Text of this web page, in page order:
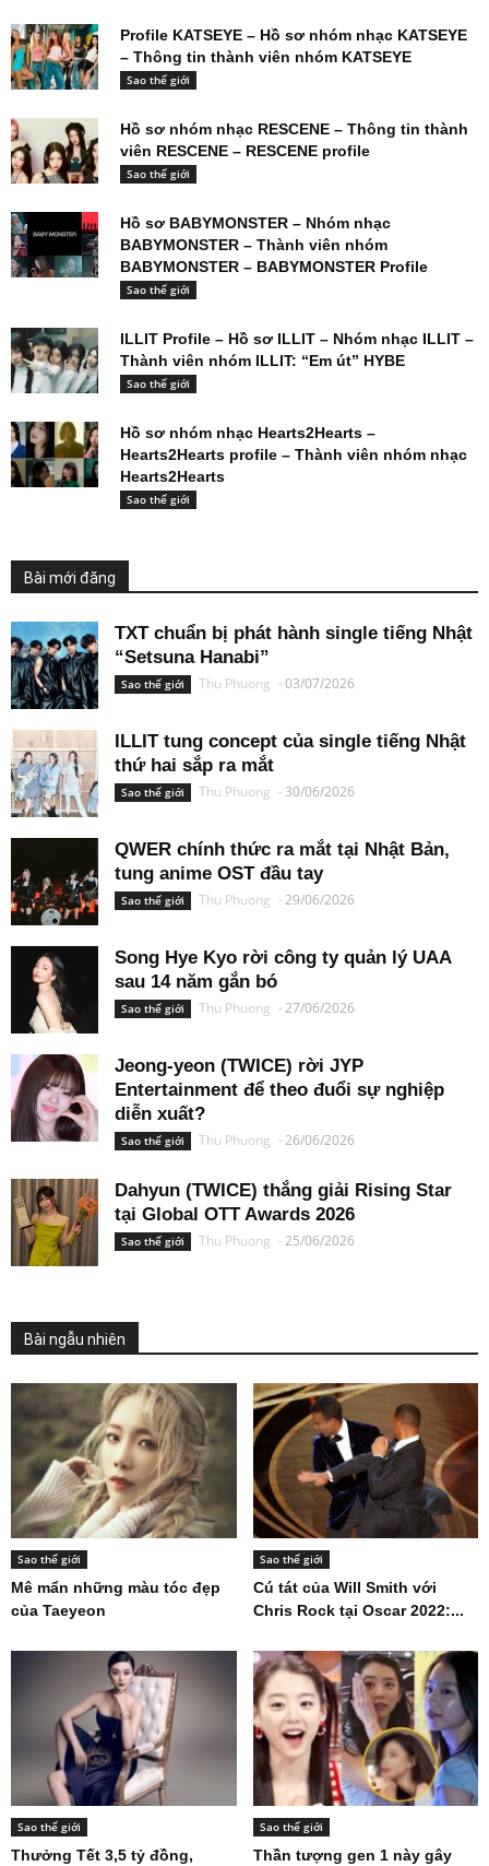
Profile KATSEYE – Hồ sơ nhóm nhạc KATSEYE
– Thông tin thành viên nhóm KATSEYE
Sao thế giới
Hồ sơ nhóm nhạc RESCENE – Thông tin thành
viên RESCENE – RESCENE profile
Sao thế giới
Hồ sơ BABYMONSTER – Nhóm nhạc
BABYMONSTER – Thành viên nhóm
BABYMONSTER – BABYMONSTER Profile
Sao thế giới
ILLIT Profile – Hồ sơ ILLIT – Nhóm nhạc ILLIT –
Thành viên nhóm ILLIT: “Em út” HYBE
Sao thế giới
Hồ sơ nhóm nhạc Hearts2Hearts –
Hearts2Hearts profile – Thành viên nhóm nhạc
Hearts2Hearts
Sao thế giới
Bài mới đăng
TXT chuẩn bị phát hành single tiếng Nhật
“Setsuna Hanabi”
Sao thế giới Thu Phuong -03/07/2026
ILLIT tung concept của single tiếng Nhật
thứ hai sắp ra mắt
Sao thế giới Thu Phuong - 30/06/2026
QWER chính thức ra mắt tại Nhật Bản,
tung anime OST đầu tay
Sao thế giới Thu Phuong -29/06/2026
Song Hye Kyo rời công ty quản lý UAA
sau 14 năm gắn bó
Sao thế giới Thu Phuong -27/06/2026
Jeong-yeon (TWICE) rời JYP
Entertainment để theo đuổi sự nghiệp
diễn xuất?
Sao thế giới Thu Phuong -26/06/2026
Dahyun (TWICE) thắng giải Rising Star
tại Global OTT Awards 2026
Sao thế giới Thu Phuong -25/06/2026
Bài ngẫu nhiên
Sao thế giới
Mê mẩn những màu tóc đẹp
của Taeyeon
Sao thế giới
Cú tát của Will Smith với
Chris Rock tại Oscar 2022:...
Sao thế giới
Thưởng Tết 3,5 tỷ đồng,
Sao thế giới
Thần tượng gen 1 này gây